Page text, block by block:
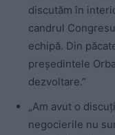
discutăm în
candrul
echipă. Din
președintele
dezvoltare.”
„Am avut o
negocierile nu